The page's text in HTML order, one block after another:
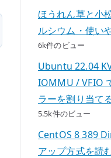
ほうれん草と小
ルシウム・使い
6k件のビュー
Ubuntu 22.04
IOMMU / VFIO
ラーを割り当て
5.5k件のビュー
CentOS 8 389
アップ方式を読